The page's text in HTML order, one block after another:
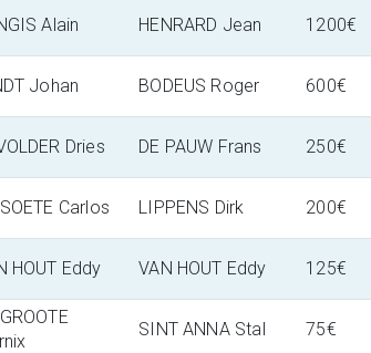
Alain HENRARD Jean 1200€
Johan BODEUS Roger 600€
Dries DE PAUW Frans 250€
Carlos LIPPENS Dirk 200€
HOUT Eddy VAN HOUT Eddy 125€
SINT ANNA Stal 75€